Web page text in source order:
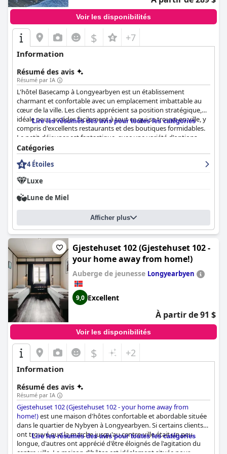
Voir les disponibilités
$ +7
Information
Résumé des avis
Résumé par IA
L'hôtel Basecamp à Longyearbyen est un établissement
charmant et confortable avec un emplacement imbattable au
cœur de la ville. Les clients apprécient sa position stratégique,
idéale pour accéder facilement à tout ce qui se trouve en ville, y
compris d'excellents restaurants et des boutiques formidables.
Le petit-déjeuner est fantastique, avec une variété d'options
savoureuses qui tiennent compte des allergies et des
restrictions alimentaires. Les chambres sont conçues de
manière unique et sont confortables, avec des équipements
avec des décorations en bois originales dans tout
l'établissement et dans les chambres. L'hôtel maintient un
excellent niveau de propreté et le personnel est exceptionnel,
décrit comme super sympathique, serviable, attentif et prêt à
aider. Les lits sont extrêmement confortables et les clients
affirment y avoir passé les meilleures nuits de leur vie. Dans
l'ensemble, l'hôtel Basecamp est une expérience fantastique
pour les clients à la recherche d'un séjour confortable et
accueillant, avec d'excellentes installations et un service de
qualité.
Lire les résumés des avis pour toutes les catégories
Catégories
4 Étoiles
Luxe
Lune de Miel
Afficher plus
Gjestehuset 102 (Gjestehuset 102 -
your home away from home!)
Auberge de jeunesse Longyearbyen
9,0 Excellent
À partir de 91 $
Voir les disponibilités
$ +2
Information
Résumé des avis
Résumé par IA
Gjestehuset 102 (Gjestehuset 102 - your home away from
home!)est une maison d'hôtes confortable et abordable située
dans le quartier de Nybyen à Longyearbyen. Si certains clients
ont trouvé que la marche jusqu'au centre-ville était un peu
longue, d'autres ont apprécié d'être éloignés de l'agitation du
Lire les résumés des avis pour toutes les catégories